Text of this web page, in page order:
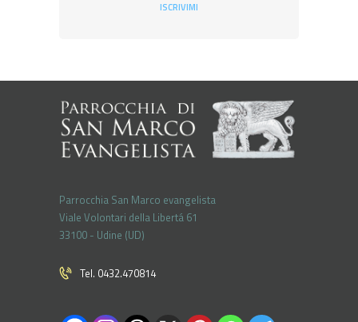
ISCRIVIMI
Parrocchia San Marco evangelista
Viale Volontari della Libertá 61
33100 - Udine (UD)
Tel. 0432.470814